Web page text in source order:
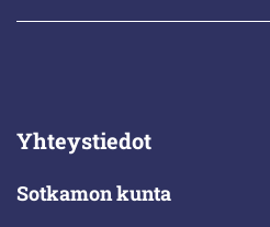
Yhteystiedot
Sotkamon kunta